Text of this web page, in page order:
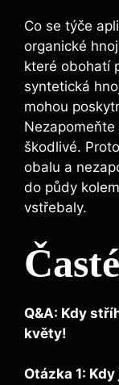
Co se týče
organické
které ‌obohatí‌
⁤syntetická
mohou
Nezapomeňte
škodlivé.
obalu a
do půdy
vstřebaly.
Q&A:​ Kdy
květy!
Otázka 1: